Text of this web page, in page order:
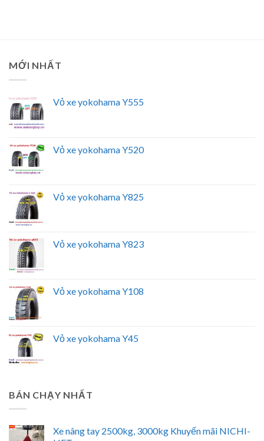
MỚI NHẤT
Vỏ xe yokohama Y555
Vỏ xe yokohama Y520
Vỏ xe yokohama Y825
Vỏ xe yokohama Y823
Vỏ xe yokohama Y108
Vỏ xe yokohama Y45
BÁN CHẠY NHẤT
Xe nâng tay 2500kg, 3000kg Khuyến mãi NICHI-